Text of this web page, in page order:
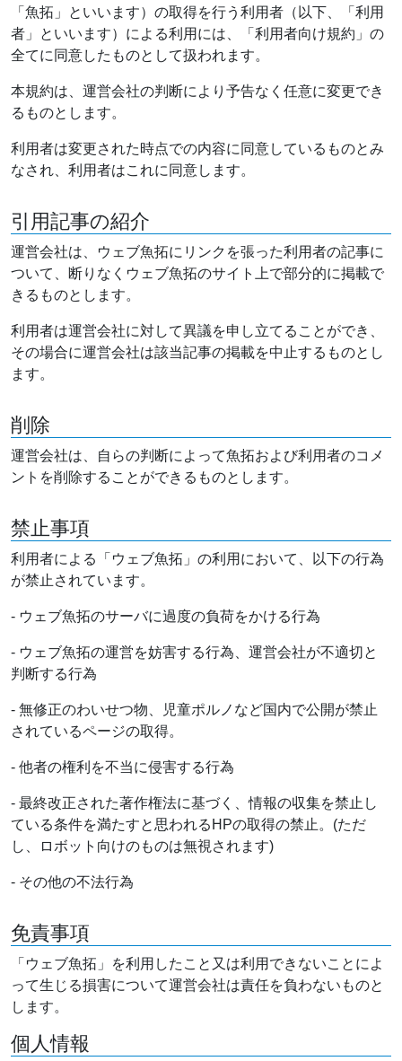
「魚拓」といいます）の取得を行う利用者（以下、「利用
者」といいます）による利用には、「利用者向け規約」の
全てに同意したものとして扱われます。
本規約は、運営会社の判断により予告なく任意に変更でき
るものとします。
利用者は変更された時点での内容に同意しているものとみ
なされ、利用者はこれに同意します。
引用記事の紹介
運営会社は、ウェブ魚拓にリンクを張った利用者の記事に
ついて、断りなくウェブ魚拓のサイト上で部分的に掲載で
きるものとします。
利用者は運営会社に対して異議を申し立てることができ、
その場合に運営会社は該当記事の掲載を中止するものとし
ます。
削除
運営会社は、自らの判断によって魚拓および利用者のコメ
ントを削除することができるものとします。
禁止事項
利用者による「ウェブ魚拓」の利用において、以下の行為
が禁止されています。
- ウェブ魚拓のサーバに過度の負荷をかける行為
- ウェブ魚拓の運営を妨害する行為、運営会社が不適切と
判断する行為
- 無修正のわいせつ物、児童ポルノなど国内で公開が禁止
されているページの取得。
- 他者の権利を不当に侵害する行為
- 最終改正された著作権法に基づく、情報の収集を禁止し
ている条件を満たすと思われるHPの取得の禁止。(ただ
し、ロボット向けのものは無視されます)
- その他の不法行為
免責事項
「ウェブ魚拓」を利用したこと又は利用できないことによ
って生じる損害について運営会社は責任を負わないものと
します。
個人情報